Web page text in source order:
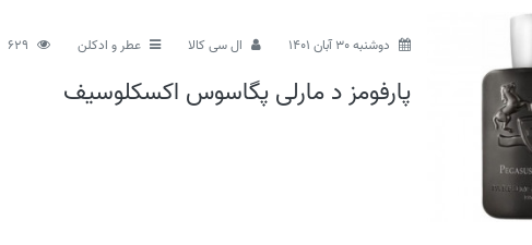
دوشنبه 30 آبان 1401 ال سی کالا عطر و ادکلن 629
پارفومز د مارلی پگاسوس اکسکلوسیف